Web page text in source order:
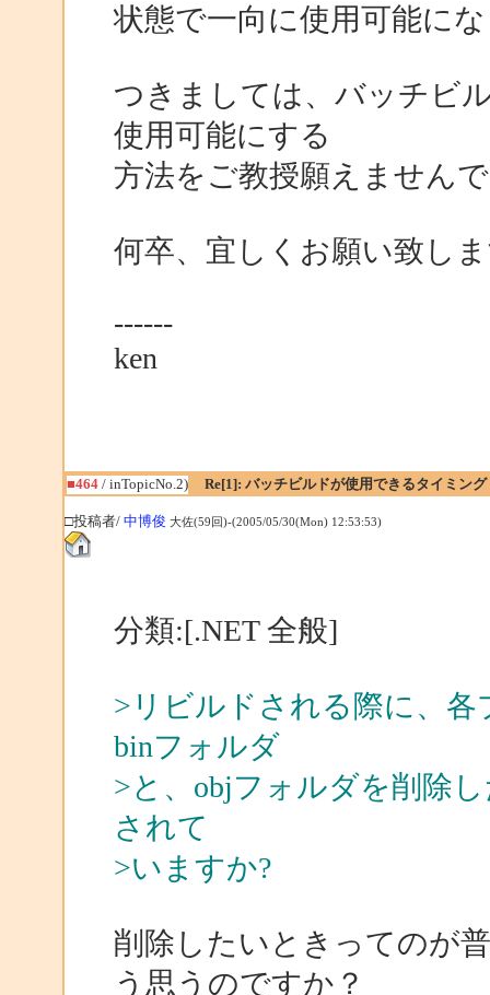
状態で一向に使用可能に
つきましては、バッチビ
使用可能にする
方法をご教授願えません
何卒、宜しくお願い致し
------
ken
■464/ inTopicNo.2) Re[1]: バッチビルドが使用できるタイミング
□投稿者/ 中博俊 大佐(59回)-(2005/05/30(Mon) 12:53:53)
分類:[.NET 全般]
>リビルドされる際に、
binフォルダ
>と、objフォルダを削除
されて
>いますか?
削除したいときってのが
う思うのですか？